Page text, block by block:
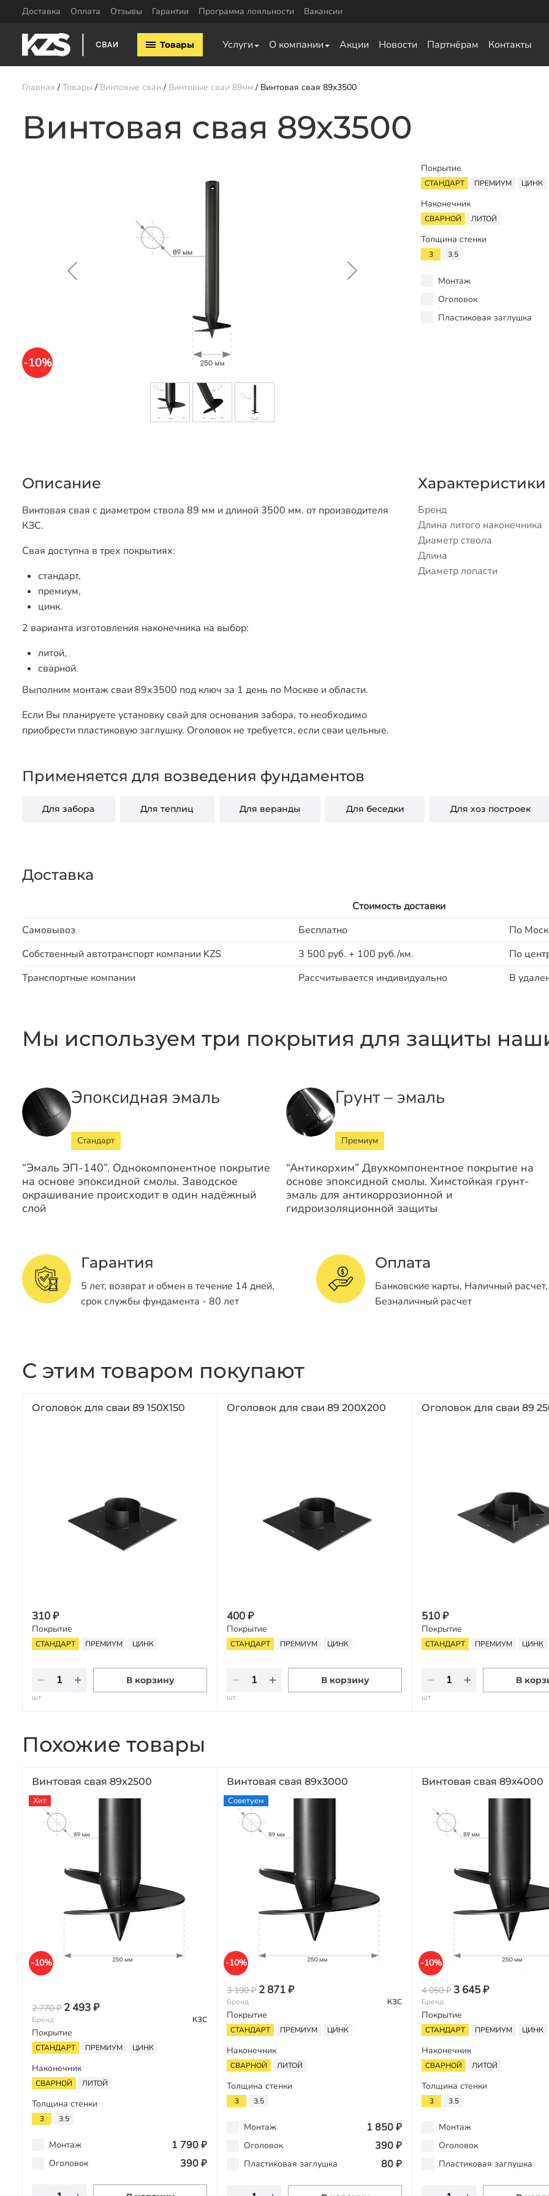
Доставка Оплата Отзывы Гарантии Программа лояльности Вакансии
Товары Услуги О компании Акции Новости Партнёрам Контакты
Винтовые сваи 57мм
Винтовые сваи 108мм
Винтовые сваи 159мм
Винтовые сваи 219мм
ЖБ сваи 150х150
Обвязка свай
свай
Пластины для свай
Швеллер для обвязки свай
Оголовки для винтовых свай
Главная Товары Винтовые сваи Винтовые сваи 89мм Винтовая свая 89х3500
Винтовая свая 89х3500
-10%
Покрытие
СТАНДАРТ ПРЕМИУМ ЦИНК
Наконечник
СВАРНОЙ ЛИТОЙ
Толщина стенки
3 3.5
Монтаж
Оголовок
Пластиковая заглушка
Описание
Винтовая свая с диаметром ствола 89 мм и длиной 3500 мм. от производителя
КЗС.
Свая доступна в трех покрытиях:
стандарт,
премиум,
цинк.
2 варианта изготовления наконечника на выбор:
литой,
сварной.
Выполним монтаж сваи 89х3500 под ключ за 1 день по Москве и области.
Если Вы планируете установку свай для основания забора, то необходимо
приобрести пластиковую заглушку. Оголовок не требуется, если сваи цельные.
Характеристики
Бренд
Длина литого наконечника
Диаметр ствола
Длина
Диаметр лопасти
Применяется для возведения фундаментов
Для забора Для теплиц Для веранды Для беседки Для хоз построек
Доставка
Стоимость доставки
Самовывоз
Бесплатно
По
Собственный автотранспорт компании KZS
3 500 руб. + 100 руб./км.
По
Транспортные компании
Рассчитывается индивидуально В
Мы используем три покрытия для защиты
Эпоксидная эмаль
Стандарт
“Эмаль ЭП-140”. Однокомпонентное покрытие
на основе эпоксидной смолы. Заводское
окрашивание происходит в один надёжный
слой
Грунт – эмаль
Премиум
“Антикорхим” Двухкомпонентное покрытие на
основе эпоксидной смолы. Химстойкая грунт-
эмаль для антикоррозионной и
гидроизоляционной защиты
Гарантия
5 лет, возврат и обмен в течение 14 дней,
срок службы фундамента - 80 лет
Оплата
Банковские карты, Наличный расчет,
Безналичный расчет
С этим товаром покупают
Оголовок для сваи 89 150Х150
310 ₽
Покрытие
СТАНДАРТ ПРЕМИУМ ЦИНК
В корзину
шт
Оголовок для сваи 89 200Х200
400 ₽
Покрытие
СТАНДАРТ ПРЕМИУМ ЦИНК
В корзину
шт
Оголовок для сваи 89
510 ₽
Покрытие
СТАНДАРТ ПРЕМИУМ ЦИНК
В
шт
Похожие товары
Винтовая свая 89х2500
-10%
Хит
2 770 ₽ 2 493 ₽
Бренд КЗС
Покрытие
СТАНДАРТ ПРЕМИУМ ЦИНК
Наконечник
СВАРНОЙ ЛИТОЙ
Толщина стенки
3 3.5
Монтаж 1 790 ₽
Оголовок 390 ₽
Винтовая свая 89х3000
-10%
Советуем
3 190 ₽ 2 871 ₽
Бренд КЗС
Покрытие
СТАНДАРТ ПРЕМИУМ ЦИНК
Наконечник
СВАРНОЙ ЛИТОЙ
Толщина стенки
3 3.5
Монтаж 1 850 ₽
Оголовок 390 ₽
Пластиковая заглушка 80 ₽
Винтовая свая 89х4000
-10%
4 050 ₽ 3 645 ₽
Бренд
Покрытие
СТАНДАРТ ПРЕМИУМ ЦИНК
Наконечник
СВАРНОЙ ЛИТОЙ
Толщина стенки
3 3.5
Монтаж
Оголовок
Пластиковая заглушка